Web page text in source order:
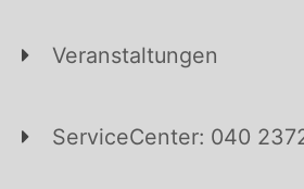
Veranstaltungen
ServiceCenter: 040